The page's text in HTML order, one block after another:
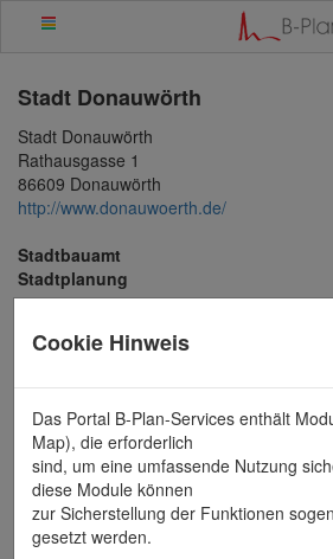
Stadt Donauwörth
Stadt Donauwörth
Rathausgasse 1
86609 Donauwörth
http://www.donauwoerth.de/
Stadtbauamt
Stadtplanung
Herr Marco Schwartz
Bebauungsplan Nr.
600.002
Cookie Hinweis
Das Portal B-Plan-Services enthält
Map), die erforderlich
sind, um eine umfassende Nutzung
diese Module können
zur Sicherstellung der Funktionen
gesetzt werden.